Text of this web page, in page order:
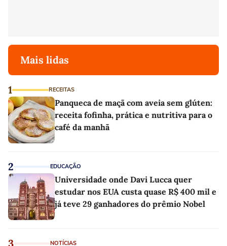
Mais lidas
1 RECEITAS
Panqueca de maçã com aveia sem glúten:
receita fofinha, prática e nutritiva para o
café da manhã
2 EDUCAÇÃO
Universidade onde Davi Lucca quer
estudar nos EUA custa quase R$ 400 mil e
já teve 29 ganhadores do prêmio Nobel
3 NOTÍCIAS